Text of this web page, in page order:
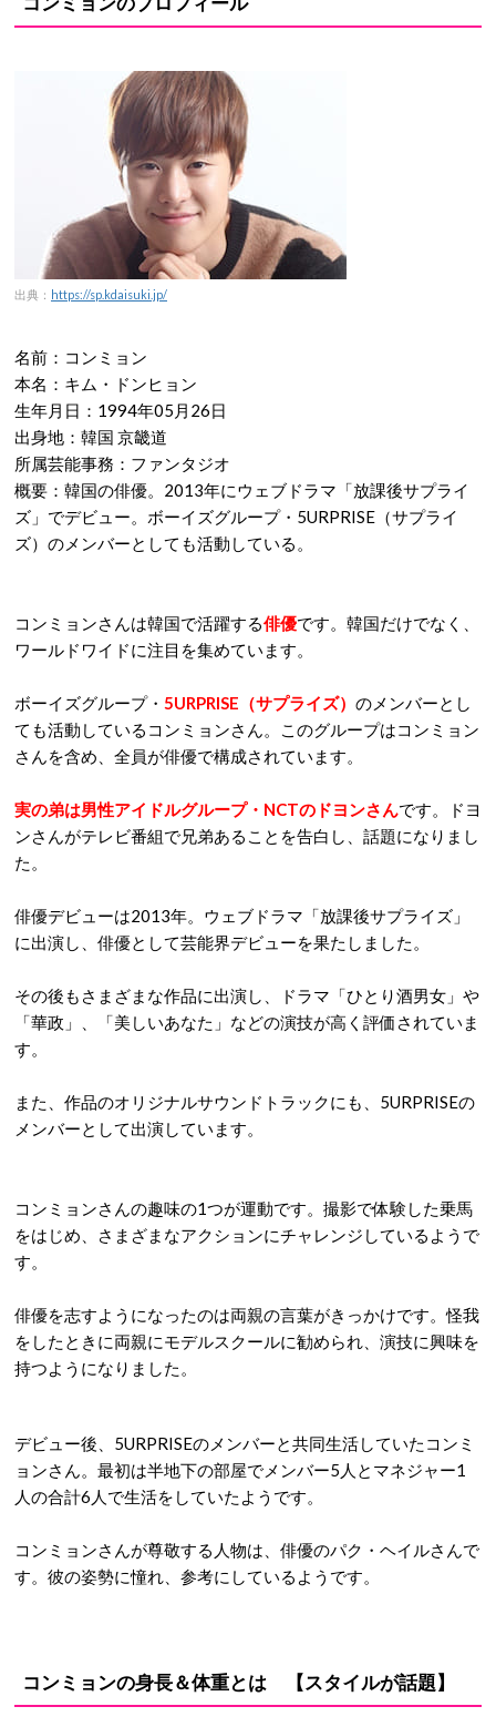
出典： https://sp.kdaisuki.jp/
名前：コンミョン
本名：キム・ドンヒョン
生年月日：1994年05月26日
出身地：韓国 京畿道
所属芸能事務：ファンタジオ
概要：韓国の俳優。2013年にウェブドラマ「放課後サプライ
ズ」でデビュー。ボーイズグループ・5URPRISE（サプライ
ズ）のメンバーとしても活動している。
コンミョンさんは韓国で活躍する俳優です。韓国だけでなく、
ワールドワイドに注目を集めています。
ボーイズグループ・ 5URPRISE（サプライズ） のメンバーとし
ても活動しているコンミョンさん。このグループはコンミョン
さんを含め、全員が俳優で構成されています。
実の弟は男性アイドルグループ・NCTのドヨンさんです。ドヨ
ンさんがテレビ番組で兄弟あることを告白し、話題になりまし
た。
俳優デビューは2013年。ウェブドラマ「放課後サプライズ」
に出演し、俳優として芸能界デビューを果たしました。
その後もさまざまな作品に出演し、ドラマ「ひとり酒男女」や
「華政」、「美しいあなた」などの演技が高く評価されていま
す。
また、作品のオリジナルサウンドトラックにも、5URPRISEの
メンバーとして出演しています。
コンミョンさんの趣味の1つが運動です。撮影で体験した乗馬
をはじめ、さまざまなアクションにチャレンジしているようで
す。
俳優を志すようになったのは両親の言葉がきっかけです。怪我
をしたときに両親にモデルスクールに勧められ、演技に興味を
持つようになりました。
デビュー後、5URPRISEのメンバーと共同生活していたコンミ
ョンさん。最初は半地下の部屋でメンバー5人とマネジャー1
人の合計6人で生活をしていたようです。
コンミョンさんが尊敬する人物は、俳優のパク・ヘイルさんで
す。彼の姿勢に憧れ、参考にしているようです。
コンミョンの身長＆体重とは 【スタイルが話題】